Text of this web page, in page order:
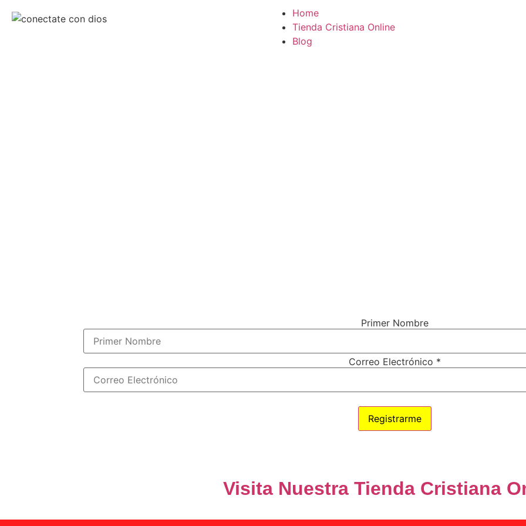
Home
Tienda Cristiana Online
Blog
Primer Nombre
Correo Electrónico *
Visita Nuestra Tienda Cristiana